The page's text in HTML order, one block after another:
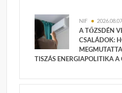
NIF 2026.08.07.
A TŐZSDÉN
CSALÁDOK:
TISZÁS ENERGIAPOLITIKA